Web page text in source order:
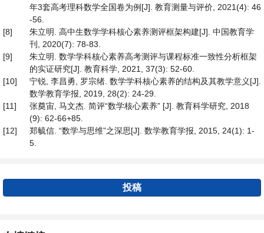
年3套高考理科数学全国卷为例[J]. 教育测量与评价, 2021(4): 46
-56.
[8]
朱立明. 高中生数学学科核心素养测评框架构建[J]. 中国教育学
刊, 2020(7): 78-83.
[9]
朱立明. 数学学科核心素养高考测评与课程标准一致性分析框架
的实证研究[J]. 教育科学, 2021, 37(3): 52-60.
[10]
宁锐, 李昌勇, 罗宗绪. 数学学科核心素养的结构及其教学意义[J].
数学教育学报, 2019, 28(2): 24-29.
[11]
张奠宙, 马文杰. 简评“数学核心素养” [J]. 教育科学研究, 2018
(9): 62-66+85.
[12]
郑毓信. “数学与思维”之深思[J]. 数学教育学报, 2015, 24(1): 1-
5.
投稿